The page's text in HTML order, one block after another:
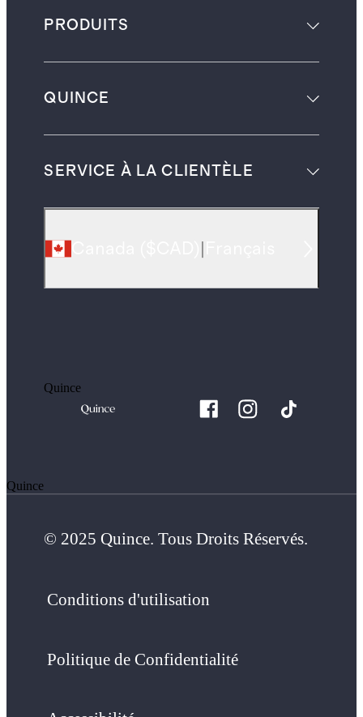
PRODUITS
QUINCE
SERVICE À LA CLIENTÈLE
Quince
Quince
© 2025 Quince. Tous Droits Réservés.
Conditions d'utilisation
Politique de Confidentialité